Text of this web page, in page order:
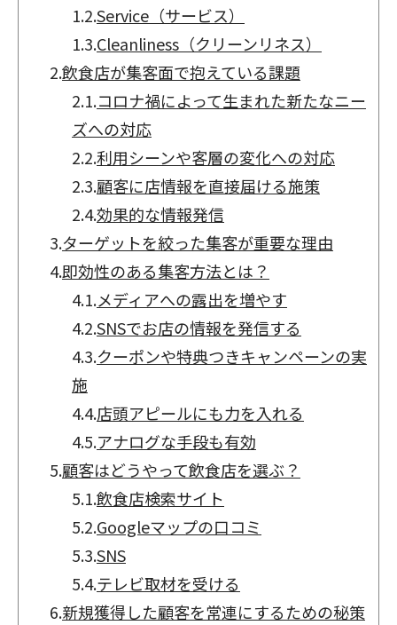
1.2.Service（サービス）
1.3.Cleanliness（クリーンリネス）
2.飲食店が集客面で抱えている課題
2.1.コロナ禍によって生まれた新たなニー
ズへの対応
2.2.利用シーンや客層の変化への対応
2.3.顧客に店情報を直接届ける施策
2.4.効果的な情報発信
3.ターゲットを絞った集客が重要な理由
4.即効性のある集客方法とは？
4.1.メディアへの露出を増やす
4.2.SNSでお店の情報を発信する
4.3.クーポンや特典つきキャンペーンの実
施
4.4.店頭アピールにも力を入れる
4.5.アナログな手段も有効
5.顧客はどうやって飲食店を選ぶ？
5.1.飲食店検索サイト
5.2.Googleマップの口コミ
5.3.SNS
5.4.テレビ取材を受ける
6.新規獲得した顧客を常連にするための秘策